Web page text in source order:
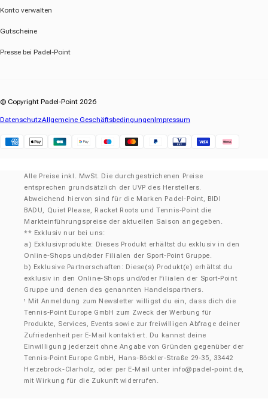
Konto verwalten
Gutscheine
Presse bei Padel-Point
© Copyright Padel-Point 2026
DatenschutzAllgemeine GeschäftsbedingungenImpressum
Alle Preise inkl. MwSt. Die durchgestrichenen Preise
entsprechen grundsätzlich der UVP des Herstellers.
Abweichend hiervon sind für die Marken Padel-Point, BIDI
BADU, Quiet Please, Racket Roots und Tennis-Point die
Markteinführungspreise der aktuellen Saison angegeben.
** Exklusiv nur bei uns:
a) Exklusivprodukte: Dieses Produkt erhältst du exklusiv in den
Online-Shops und/oder Filialen der Sport-Point Gruppe.
b) Exklusive Partnerschaften: Diese(s) Produkt(e) erhältst du
exklusiv in den Online-Shops und/oder Filialen der Sport-Point
Gruppe und denen des genannten Handelspartners.
¹ Mit Anmeldung zum Newsletter willigst du ein, dass dich die
Tennis-Point Europe GmbH zum Zweck der Werbung für
Produkte, Services, Events sowie zur freiwilligen Abfrage deiner
Zufriedenheit per E-Mail kontaktiert. Du kannst deine
Einwilligung jederzeit ohne Angabe von Gründen gegenüber der
Tennis-Point Europe GmbH, Hans-Böckler-Straße 29-35, 33442
Herzebrock-Clarholz, oder per E-Mail unter info@padel-point.de,
mit Wirkung für die Zukunft widerrufen.